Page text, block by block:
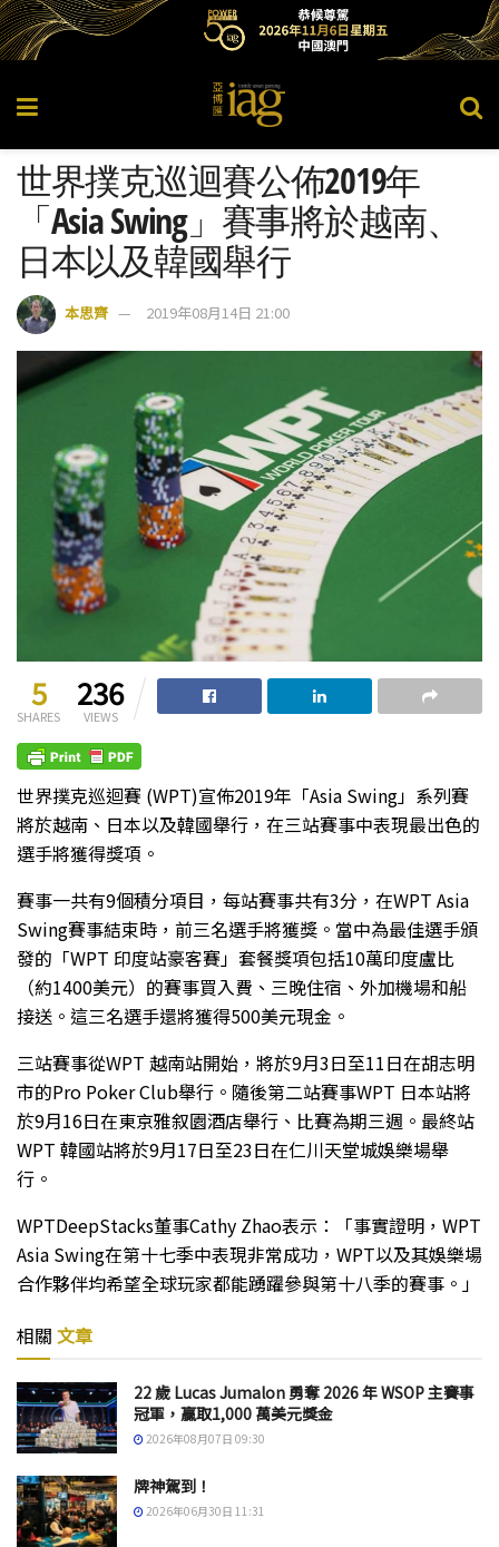
世界撲克巡迴賽公佈2019年
「Asia Swing」賽事將於越南、
日本以及韓國舉行
本思齊 2019年08月14日 21:00
5
SHARES
236
VIEWS
世界撲克巡迴賽 (WPT)宣佈2019年「Asia Swing」系列賽
將於越南、日本以及韓國舉行，在三站賽事中表現最出色的
選手將獲得獎項。
賽事一共有9個積分項目，每站賽事共有3分，在WPT Asia
Swing賽事結束時，前三名選手將獲獎。當中為最佳選手頒
發的「WPT 印度站豪客賽」套餐獎項包括10萬印度盧比
（約1400美元）的賽事買入費、三晚住宿、外加機場和船
接送。這三名選手還將獲得500美元現金。
三站賽事從WPT 越南站開始，將於9月3日至11日在胡志明
市的Pro Poker Club舉行。隨後第二站賽事WPT 日本站將
於9月16日在東京雅叙園酒店舉行、比賽為期三週。最終站
WPT 韓國站將於9月17日至23日在仁川天堂城娛樂場舉
行。
WPTDeepStacks董事Cathy Zhao表示：「事實證明，WPT
Asia Swing在第十七季中表現非常成功，WPT以及其娛樂場
合作夥伴均希望全球玩家都能踴躍參與第十八季的賽事。」
相關 文章
22 歲 Lucas Jumalon 勇奪 2026 年 WSOP 主賽事
冠軍，贏取1,000 萬美元獎金
2026年08月07日 09:30
牌神駕到！
2026年06月30日 11:31